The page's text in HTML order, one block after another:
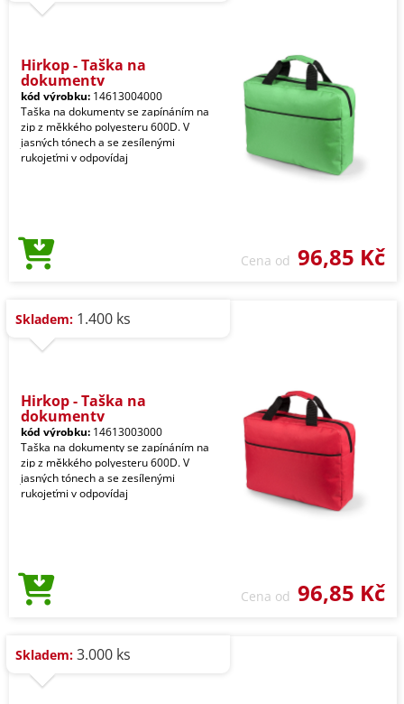
Hirkop - Taška na
dokumenty
kód výrobku: 14613004000
Taška na dokumenty se zapínáním na
zip z měkkého polyesteru 600D. V
jasných tónech a se zesílenými
rukojeťmi v odpovídaj
Cena od 96,85 Kč
Skladem: 1.400 ks
Hirkop - Taška na
dokumenty
kód výrobku: 14613003000
Taška na dokumenty se zapínáním na
zip z měkkého polyesteru 600D. V
jasných tónech a se zesílenými
rukojeťmi v odpovídaj
Cena od 96,85 Kč
Skladem: 3.000 ks